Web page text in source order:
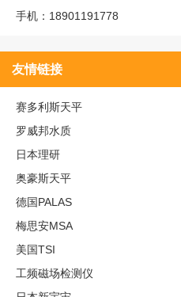
手机：18901191778
友情链接
赛多利斯天平
罗威邦水质
日本理研
奥豪斯天平
德国PALAS
梅思安MSA
美国TSI
工频磁场检测仪